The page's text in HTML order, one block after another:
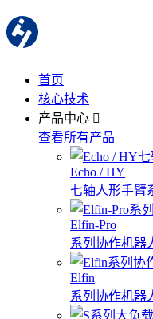
首页
核心技术
产品中心
查看所有产品
Echo / HY
七轴人形手臂
Elfin-Pro
系列协作机器
Elfin
系列协作机器